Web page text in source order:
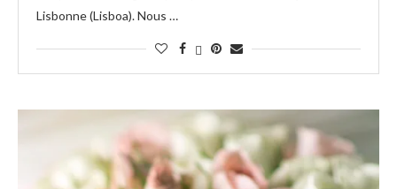
Lisbonne (Lisboa). Nous …